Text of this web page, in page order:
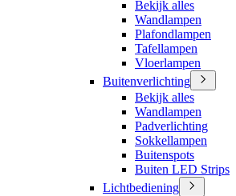
Bekijk alles
Wandlampen
Plafondlampen
Tafellampen
Vloerlampen
Buitenverlichting
Bekijk alles
Wandlampen
Padverlichting
Sokkellampen
Buitenspots
Buiten LED Strips
Lichtbediening